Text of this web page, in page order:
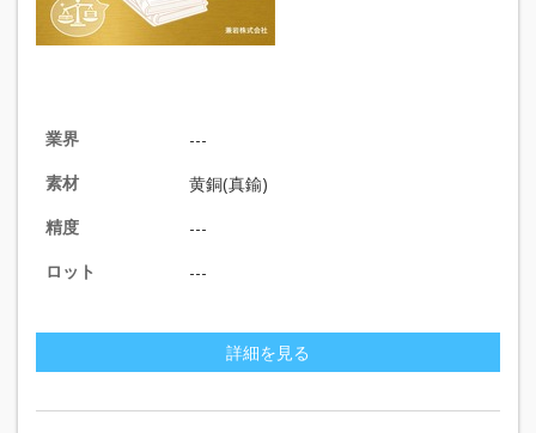
業界
---
素材
黄銅(真鍮)
精度
---
ロット
---
詳細を見る